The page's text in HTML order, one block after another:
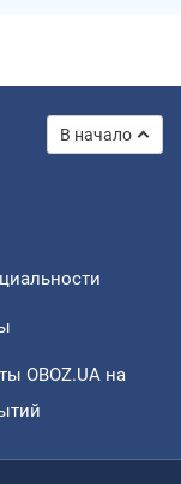
В начало
OBOZ.UA на